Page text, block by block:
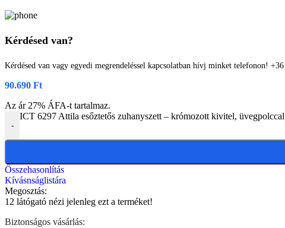
Kérdésed van?
Kérdésed van vagy egyedi megrendeléssel kapcsolatban hívj minket telefonon!
90.690 Ft
Az ár 27% ÁFA-t tartalmaz.
-
ICT 6297 Attila esőztetős zuhanyszett – krómozott kivitel,
Összehasonlítás
Kívásnságlistára
Megosztás:
12 látógató nézi jelenleg ezt a terméket!
Biztonságos vásárlás: